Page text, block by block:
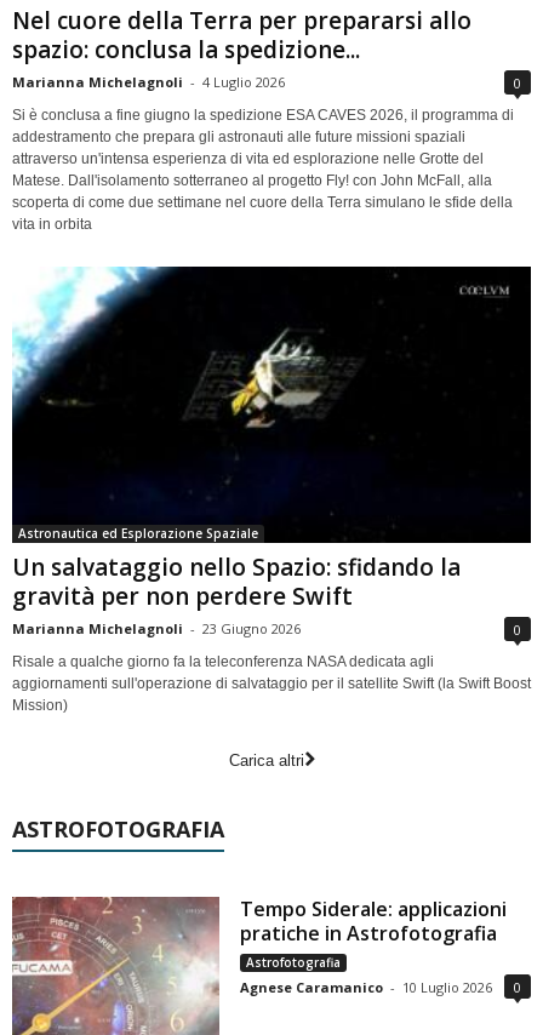
Nel cuore della Terra per prepararsi allo
spazio: conclusa la spedizione...
Marianna Michelagnoli - 4 Luglio 2026 0
Si è conclusa a fine giugno la spedizione ESA CAVES 2026, il programma di
addestramento che prepara gli astronauti alle future missioni spaziali
attraverso un'intensa esperienza di vita ed esplorazione nelle Grotte del
Matese. Dall'isolamento sotterraneo al progetto Fly! con John McFall, alla
scoperta di come due settimane nel cuore della Terra simulano le sfide della
vita in orbita
Astronautica ed Esplorazione Spaziale
Un salvataggio nello Spazio: sfidando la
gravità per non perdere Swift
Marianna Michelagnoli - 23 Giugno 2026 0
Risale a qualche giorno fa la teleconferenza NASA dedicata agli
aggiornamenti sull'operazione di salvataggio per il satellite Swift (la Swift Boost
Mission)
Carica altri
ASTROFOTOGRAFIA
Tempo Siderale: applicazioni
pratiche in Astrofotografia
Astrofotografia
Agnese Caramanico - 10 Luglio 2026 0